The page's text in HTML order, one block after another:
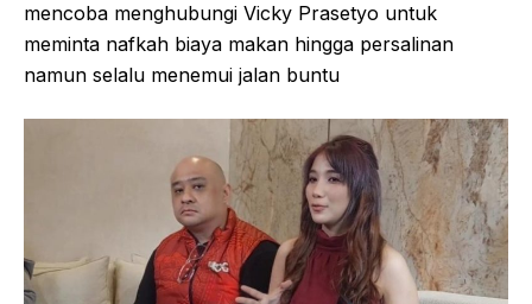
mencoba menghubungi Vicky Prasetyo untuk
meminta nafkah biaya makan hingga persalinan
namun selalu menemui jalan buntu